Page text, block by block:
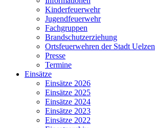
Kinderfeuerwehr
Jugendfeuerwehr
Fachgruppen
Brandschutzerziehung
Ortsfeuerwehren der Stadt Uelzen
Presse
Termine
Einsätze
Einsätze 2026
Einsätze 2025
Einsätze 2024
Einsätze 2023
Einsätze 2022